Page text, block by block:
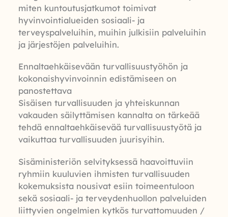
miten kuntoutusjatkumot toimivat
hyvinvointialueiden sosiaali- ja
terveyspalveluihin, muihin julkisiin palveluihin
ja järjestöjen palveluihin.
Ennaltaehkäisevään turvallisuustyöhön ja
kokonaishyvinvoinnin edistämiseen on
panostettava
Sisäisen turvallisuuden ja yhteiskunnan
vakauden säilyttämisen kannalta on tärkeää
tehdä ennaltaehkäisevää turvallisuustyötä ja
vaikuttaa turvallisuuden juurisyihin.
Sisäministeriön selvityksessä haavoittuviin
ryhmiin kuuluvien ihmisten turvallisuuden
kokemuksista nousivat esiin toimeentuloon
sekä sosiaali- ja terveydenhuollon palveluiden
liittyvien ongelmien kytkös turvattomuuden /